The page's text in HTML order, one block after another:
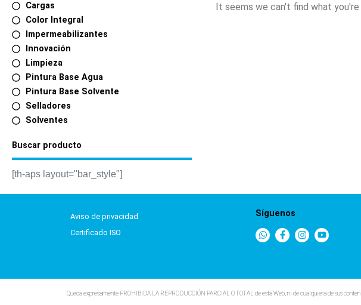
Cargas
Color Integral
Impermeabilizantes
Innovación
Limpieza
Pintura Base Agua
Pintura Base Solvente
Selladores
Solventes
Buscar producto
[th-aps layout="bar_style"]
It seems we can't find what you're
Aviso de privacidad
Certificado ISO
Síguenos
Queda expresamente PROHIBIDA LA REPRODUCCIÓN PARCIAL O TOTAL de esta Web, ni de cualquiera de sus